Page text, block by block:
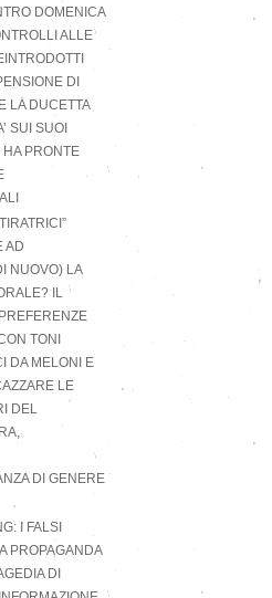
DOMENICA
ALLE
DI
LA DUCETTA
SUI SUOI
HA PRONTE
AD
NUOVO) LA
IL
TONI
DA MELONI E
LE
DEL
DI GENERE
I FALSI
PROPAGANDA
DI